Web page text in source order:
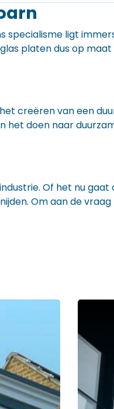
specialisme ligt
platen dus op
creëren van een
het doen naar
Of het nu
Om aan de